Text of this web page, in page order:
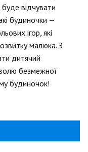
відчувати
будиночки —
ігор, які
малюка. З
дитячий
безмежної
будиночок!